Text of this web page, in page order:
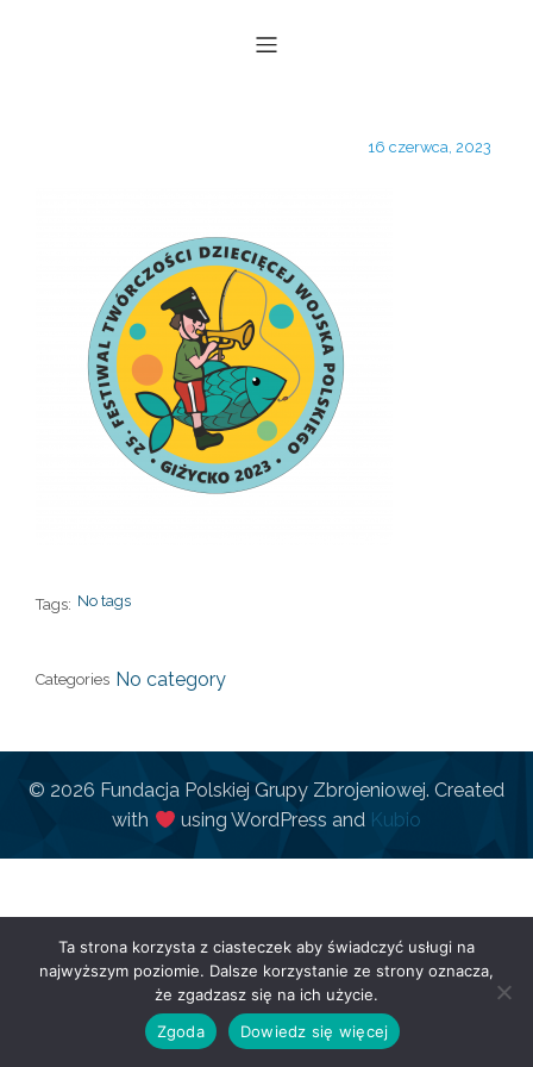
16 czerwca, 2023
Tags: No tags
Categories No category
© 2026 Fundacja Polskiej Grupy Zbrojeniowej. Created
with
using WordPress and Kubio
Ta strona korzysta z ciasteczek aby świadczyć usługi na
najwyższym poziomie. Dalsze korzystanie ze strony oznacza,
że zgadzasz się na ich użycie.
Zgoda
Dowiedz się więcej